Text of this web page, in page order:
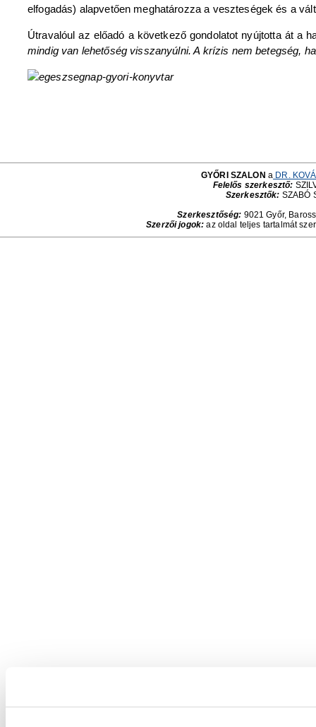
elfogadás) alapvetően meghatározza a veszteségek és a
Útravalóul az előadó a következő gondolatot nyújtotta át a
mindig van lehetőség visszanyúlni. A krízis nem betegség,
GYŐRI SZALON a DR.
Felelős szerkesztő:
Szerkesztők: SZABÓ
Szerkesztőség: 9021 Győr,
Szerzői jogok: az oldal teljes tartalmát